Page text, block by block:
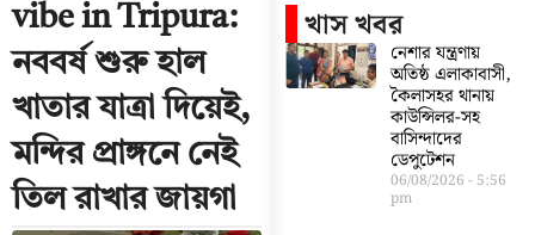
vibe in Tripura:
নববর্ষ শুরু হাল
খাতার যাত্রা দিয়েই,
মন্দির প্রাঙ্গনে নেই
তিল রাখার জায়গা
খাস খবর
নেশার যন্ত্রণায়
অতিষ্ঠ এলাকাবাসী,
কৈলাসহর থানায়
কাউন্সিলর-সহ
বাসিন্দাদের
ডেপুটেশন
06/08/2026 5:56
pm